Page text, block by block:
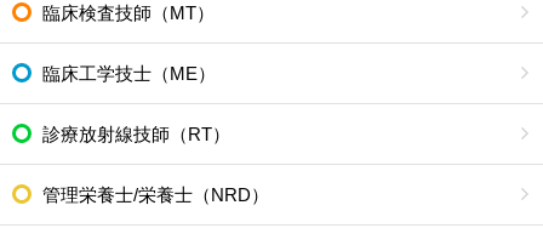
臨床検査技師（MT）
臨床工学技士（ME）
診療放射線技師（RT）
管理栄養士/栄養士（NRD）